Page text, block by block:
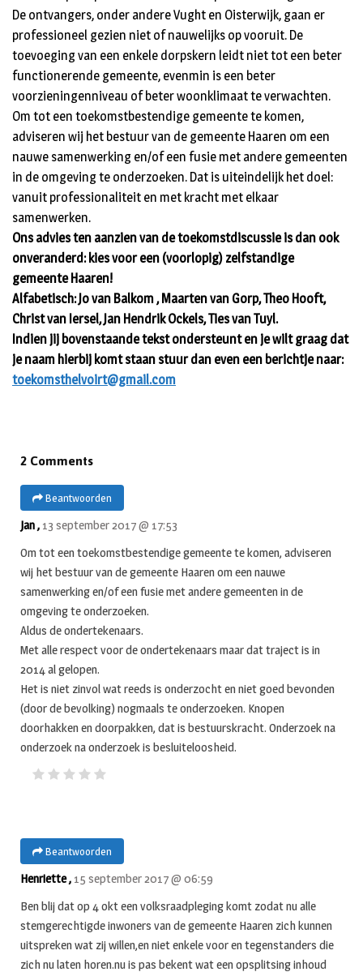
De ontvangers, onder andere Vught en Oisterwijk, gaan er
professioneel gezien niet of nauwelijks op vooruit. De
toevoeging van een enkele dorpskern leidt niet tot een beter
functionerende gemeente, evenmin is een beter
voorzieningenniveau of beter woonklimaat te verwachten.
Om tot een toekomstbestendige gemeente te komen,
adviseren wij het bestuur van de gemeente Haaren om een
nauwe samenwerking en/of een fusie met andere gemeenten
in de omgeving te onderzoeken. Dat is uiteindelijk het doel:
vanuit professionaliteit en met kracht met elkaar
samenwerken.
Ons advies ten aanzien van de toekomstdiscussie is dan ook
onveranderd: kies voor een (voorlopig) zelfstandige
gemeente Haaren!
Alfabetisch: Jo van Balkom , Maarten van Gorp, Theo Hooft,
Christ van Iersel, Jan Hendrik Ockels, Ties van Tuyl.
Indien jij bovenstaande tekst ondersteunt en je wilt graag dat
je naam hierbij komt staan stuur dan even een berichtje naar:
toekomsthelvoirt@gmail.com
2 Comments
Beantwoorden
Jan , 13 september 2017 @ 17:53
Om tot een toekomstbestendige gemeente te komen, adviseren
wij het bestuur van de gemeente Haaren om een nauwe
samenwerking en/of een fusie met andere gemeenten in de
omgeving te onderzoeken.
Aldus de ondertekenaars.
Met alle respect voor de ondertekenaars maar dat traject is in
2014 al gelopen.
Het is niet zinvol wat reeds is onderzocht en niet goed bevonden
(door de bevolking) nogmaals te onderzoeken. Knopen
doorhakken en doorpakken, dat is bestuurskracht. Onderzoek na
onderzoek na onderzoek is besluiteloosheid.
Beantwoorden
Henriette , 15 september 2017 @ 06:59
Ben blij dat op 4 okt een volksraadpleging komt zodat nu alle
stemgerechtigde inwoners van de gemeente Haaren zich kunnen
uitspreken wat zij willen,en niet enkele voor en tegenstanders die
zich nu laten horen.nu is pas bekent wat een opsplitsing inhoud